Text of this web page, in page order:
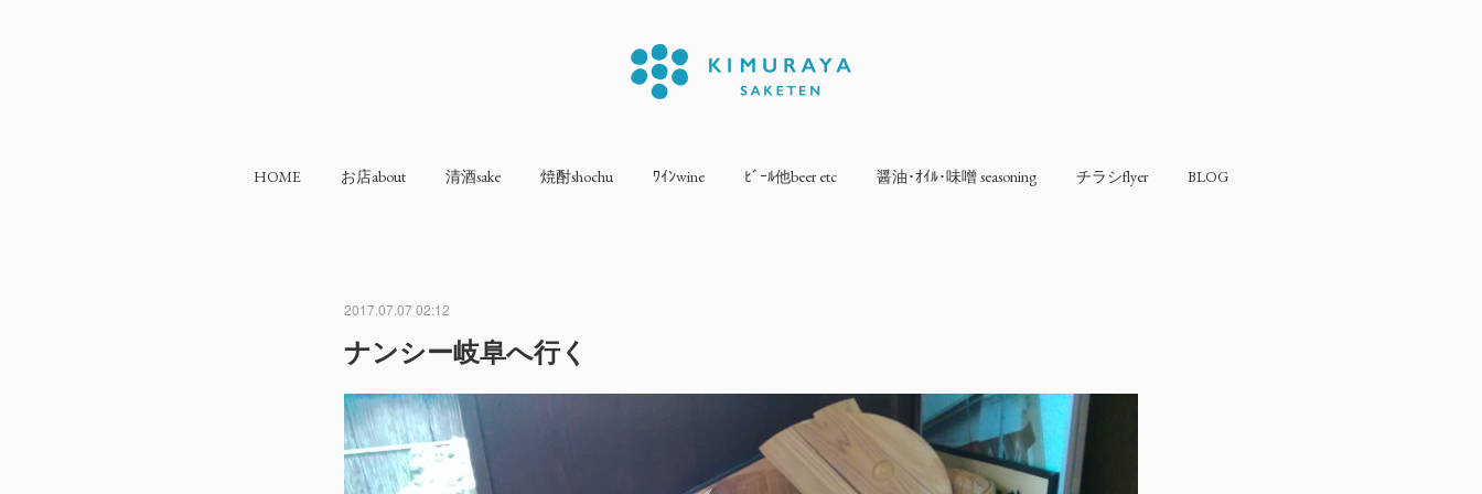
HOME お店about 清酒sake 焼酎shochu ﾜｲﾝwine ﾋﾞｰﾙ他beer etc 醤油･ｵｲﾙ･味噌 seasoning チラシflyer BLOG
2017.07.07 02:12
ナンシー岐阜へ行く